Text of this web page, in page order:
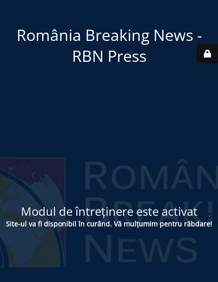
România Breaking News -
RBN Press
Modul de întreținere este activat
Site-ul va fi disponibil în curând. Vă mulțumim pentru răbdare!